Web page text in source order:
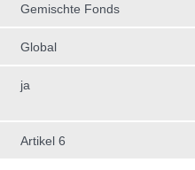
Gemischte Fonds
Global
ja
Artikel 6